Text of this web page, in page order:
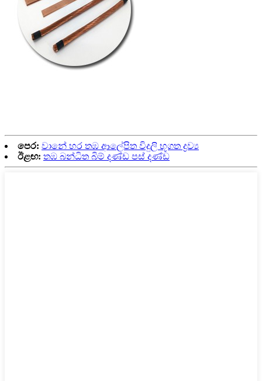
පෙර: වානේ හර තඹ ආලේපිත විදුලි භූගත ද්‍රව්‍ය
ඊළඟ: තඹ බන්ධිත බිම් දණ්ඩ පස් දණ්ඩ